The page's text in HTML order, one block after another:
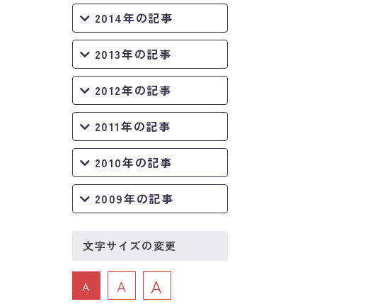
2014年の記事
2013年の記事
2012年の記事
2011年の記事
2010年の記事
2009年の記事
文字サイズの変更
A A A